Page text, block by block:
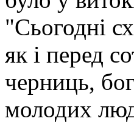
"Сьогодні
як і перед
черниць,
молодих